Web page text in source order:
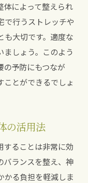
体によって整えられ
で行うストレッチや
も大切です。適度な
しょう。このよう
の予防にもつなが
ことができるでしょ
の活用法
することは非常に効
バランスを整え、神
かる負担を軽減しま